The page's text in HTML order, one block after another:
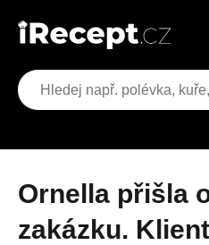
Ornella přišla o obří
zakázku.